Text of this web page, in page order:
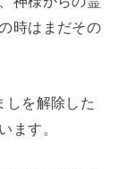
時はまだその
しを解除した
ます。